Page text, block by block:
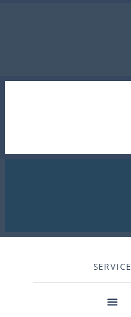
SERVICE